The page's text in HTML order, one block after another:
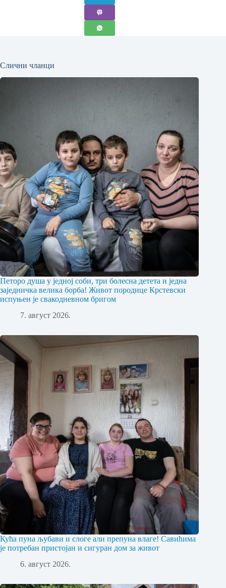
Слични чланци
Петоро душа у једној соби, три болесна детета и једна
заједничка велика борба! Живот породице Крстевски
испуњен је свакодневном бригом
7. август 2026.
Кућа пуна љубави и слоге али препуна влаге! Савићима
је потребан пристојан и сигуран дом за живот
6. август 2026.